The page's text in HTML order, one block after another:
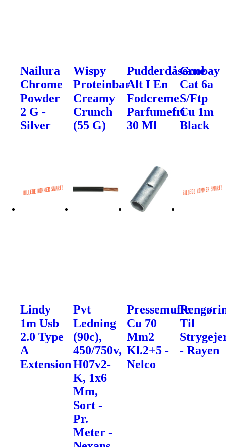
Nailura
Chrome
Powder
2 G -
Silver
Wispy
Proteinbar
Creamy
Crunch
(55 G)
Pudderdåserne
Alt I En
Fodcreme
Parfumefri
30 Ml
Goobay
Cat 6a
S/Ftp
Cu 1m
Black
Lindy
1m Usb
2.0 Type
A
Extension
Pvt
Ledning
(90c),
450/750v,
H07v2-
K, 1x6
Mm,
Sort -
Pr.
Meter -
Pressemuffe
Cu 70
Mm2
Kl.2+5 -
Nelco
Til
- Rayen